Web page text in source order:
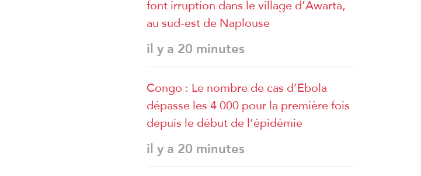
font irruption dans le village d’Awarta,
au sud-est de Naplouse
il y a 20 minutes
Congo : Le nombre de cas d’Ebola
dépasse les 4 000 pour la première fois
depuis le début de l’épidémie
il y a 20 minutes